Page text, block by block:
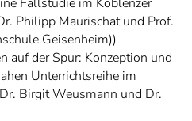
Philipp Maurischat und Prof.
Geisenheim))
auf der Spur: Konzeption und
Unterrichtsreihe im
Birgit Weusmann und Dr.